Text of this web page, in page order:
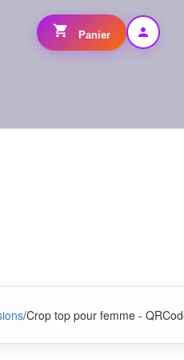
Panier
/Crop top pour femme -